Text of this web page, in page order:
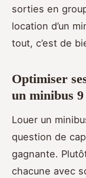
sorties en
location d’un
tout, c’est de
Optimiser
un minibus 9
Louer un
question de
gagnante.
chacune avec